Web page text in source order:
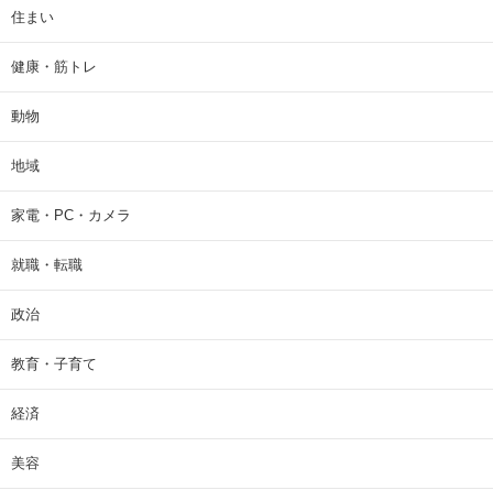
住まい
健康・筋トレ
動物
地域
家電・PC・カメラ
就職・転職
政治
教育・子育て
経済
美容